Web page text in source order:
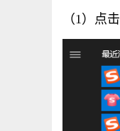
（1）点